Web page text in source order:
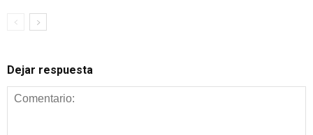
Dejar respuesta